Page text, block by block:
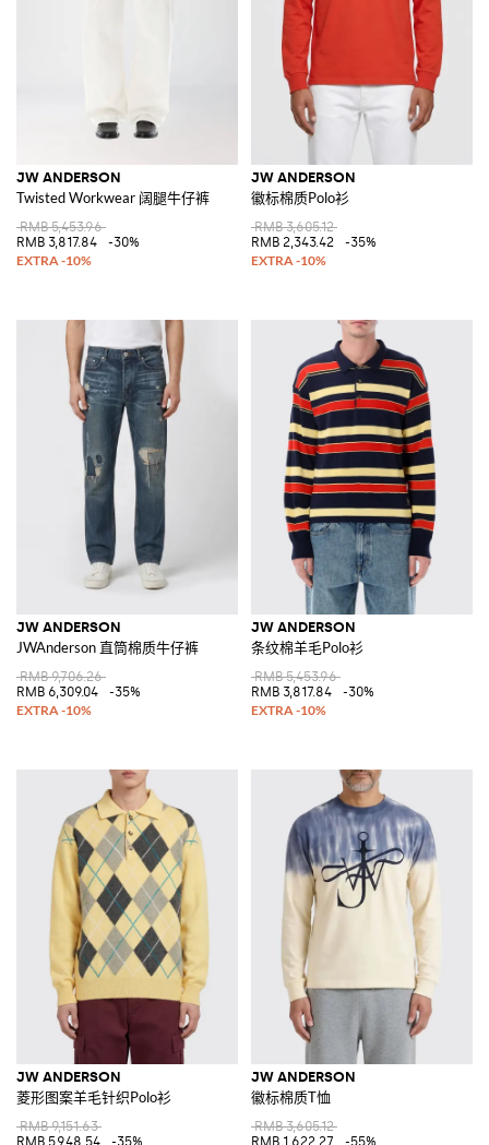
JW ANDERSON
Twisted Workwear 阔腿牛仔裤
RMB 5,453.96
RMB 3,817.84
-30%
JW ANDERSON
徽标棉质Polo衫
RMB 3,605.12
RMB 2,343.42
-35%
JW ANDERSON
JWAnderson 直筒棉质牛仔裤
RMB 9,706.26
RMB 6,309.04
-35%
JW ANDERSON
条纹棉羊毛Polo衫
RMB 5,453.96
RMB 3,817.84
-30%
JW ANDERSON
菱形图案羊毛针织Polo衫
RMB 9,151.63
RMB 5,948.54
-35%
JW ANDERSON
徽标棉质T恤
RMB 3,605.12
RMB 1,622.27
-55%